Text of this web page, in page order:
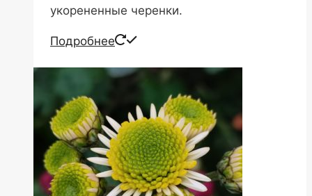
укорененные черенки.
Подробнее